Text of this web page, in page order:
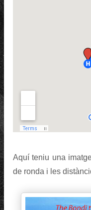
Aquí teniu una
de ronda i les